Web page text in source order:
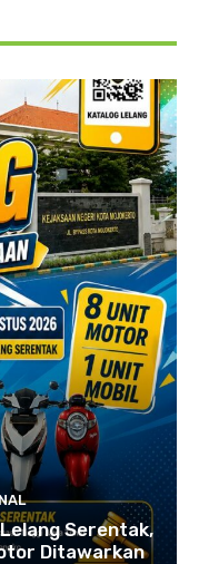
Serentak,
Ditawarkan